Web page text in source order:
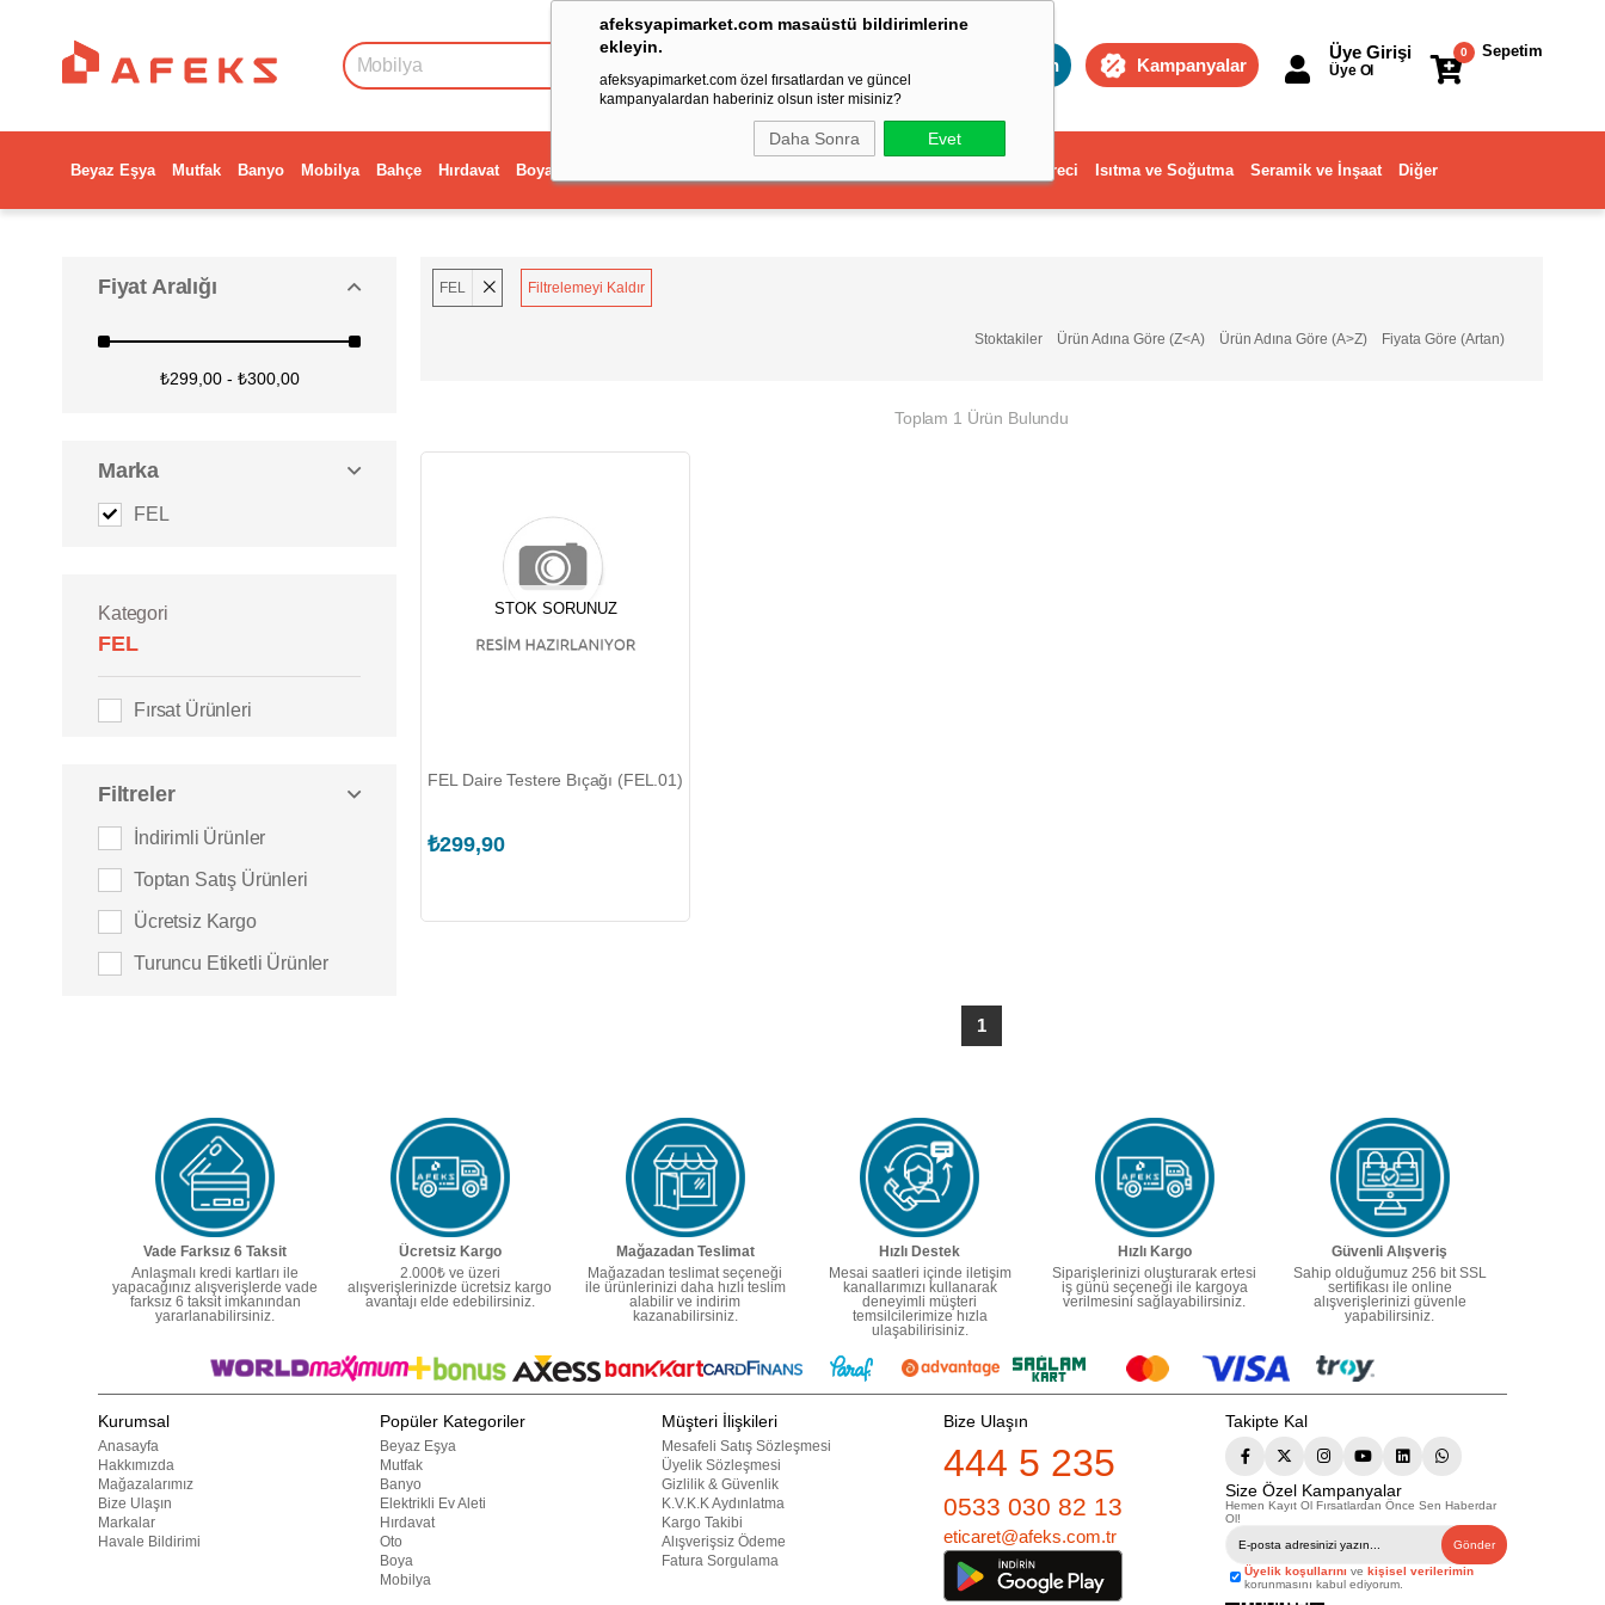
afeksyapimarket.com masaüstü bildirimlerine
ekleyin.
afeksyapimarket.com özel fırsatlardan ve güncel
kampanyalardan haberiniz olsun ister misiniz?
Daha Sonra Evet
Toptan Kampanyalar
Sepetim
0
Üye Girişi
Üye Ol
Beyaz Eşya Mutfak Banyo Mobilya Bahçe Hırdavat Boya Dekorasyon ve Ev Gereci Isıtma ve Soğutma Seramik ve İnşaat Diğer
Fiyat Aralığı
₺299,00 - ₺300,00
Marka
FEL
Kategori
FEL
Fırsat Ürünleri
Filtreler
İndirimli Ürünler
Toptan Satış Ürünleri
Ücretsiz Kargo
Turuncu Etiketli Ürünler
FEL Filtrelemeyi Kaldır
Fiyata Göre (Artan)
Ürün Adına Göre (A>Z)
Ürün Adına Göre (Z<A)
Stoktakiler
Toplam 1 Ürün Bulundu
STOK SORUNUZ
FEL Daire Testere Bıçağı (FEL.01)
₺299,90
1
Vade Farksız 6 Taksit
Anlaşmalı kredi kartları ile
yapacağınız alışverişlerde vade
farksız 6 taksit imkanından
yararlanabilirsiniz.
Ücretsiz Kargo
2.000₺ ve üzeri
alışverişlerinizde ücretsiz kargo
avantajı elde edebilirsiniz.
Mağazadan Teslimat
Mağazadan teslimat seçeneği
ile ürünlerinizi daha hızlı teslim
alabilir ve indirim
kazanabilirsiniz.
Hızlı Destek
Mesai saatleri içinde iletişim
kanallarımızı kullanarak
deneyimli müşteri
temsilcilerimize hızla
ulaşabilirisiniz.
Hızlı Kargo
Siparişlerinizi oluşturarak ertesi
iş günü seçeneği ile kargoya
verilmesini sağlayabilirsiniz.
Güvenli Alışveriş
Sahip olduğumuz 256 bit SSL
sertifikası ile online
alışverişlerinizi güvenle
yapabilirsiniz.
Kurumsal
Anasayfa
Hakkımızda
Mağazalarımız
Bize Ulaşın
Markalar
Havale Bildirimi
Popüler Kategoriler
Beyaz Eşya
Mutfak
Banyo
Elektrikli Ev Aleti
Hırdavat
Oto
Boya
Mobilya
Müşteri İlişkileri
Mesafeli Satış Sözleşmesi
Üyelik Sözleşmesi
Gizlilik & Güvenlik
K.V.K.K Aydınlatma
Kargo Takibi
Alışverişsiz Ödeme
Fatura Sorgulama
Bize Ulaşın
444 5 235
0533 030 82 13
eticaret@afeks.com.tr
Takipte Kal
Size Özel Kampanyalar
Hemen Kayıt Ol Fırsatlardan Önce Sen Haberdar
Ol!
Gönder
Üyelik koşullarını ve kişisel verilerimin
korunmasını kabul ediyorum.